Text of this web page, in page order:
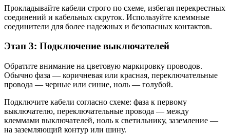
Прокладывайте кабели строго по схеме, избегая перекрестных
соединений и кабельных скруток. Используйте клеммные
соединители для более надежных и безопасных контактов.
Этап 3: Подключение выключателей
Обратите внимание на цветовую маркировку проводов.
Обычно фаза — коричневая или красная, переключательные
провода — черные или синие, ноль — голубой.
Подключите кабели согласно схеме: фаза к первому
выключателю, переключательные провода — между
клеммами выключателей, ноль к светильнику, заземление —
на заземляющий контур или шину.